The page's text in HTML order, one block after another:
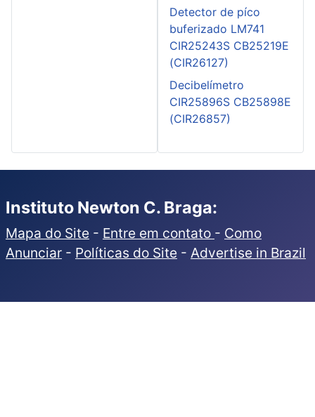
Detector de píco
buferizado LM741
CIR25243S CB25219E
(CIR26127)
Decibelímetro
CIR25896S CB25898E
(CIR26857)
Instituto Newton C. Braga:
Mapa do Site - Entre em contato - Como
Anunciar - Políticas do Site - Advertise in Brazil